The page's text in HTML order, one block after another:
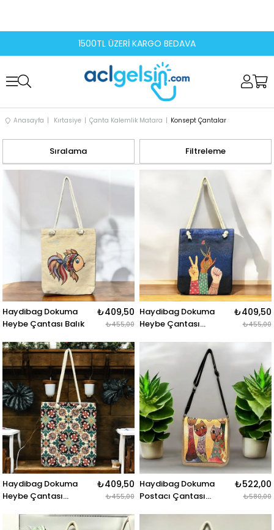
1500TL ÜZERİ KARGO BEDAVA
Anasayfa Kırtasiye Çanta Kalemlik Matara Konsept Çantalar
Filtreleme
Sıralama
Haydibag Dokuma
Heybe Çantası Balık
₺409,50
₺455,00
Haydibag Dokuma
Heybe Çantası
₺409,50
₺455,00
Haydibag Dokuma
Heybe Çantası
₺409,50
₺455,00
Haydibag Dokuma
Postacı Çantası
₺522,00
₺580,00